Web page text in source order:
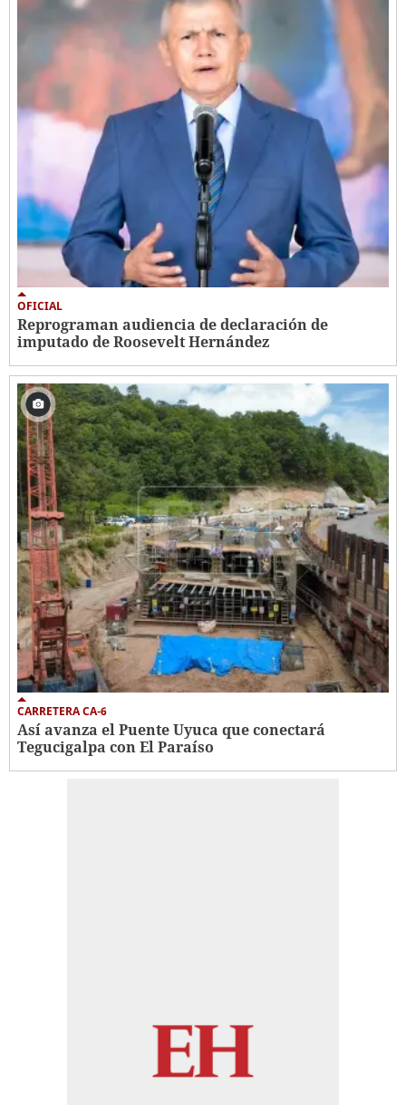
OFICIAL
Reprograman audiencia de declaración de
imputado de Roosevelt Hernández
CARRETERA CA-6
Así avanza el Puente Uyuca que conectará
Tegucigalpa con El Paraíso